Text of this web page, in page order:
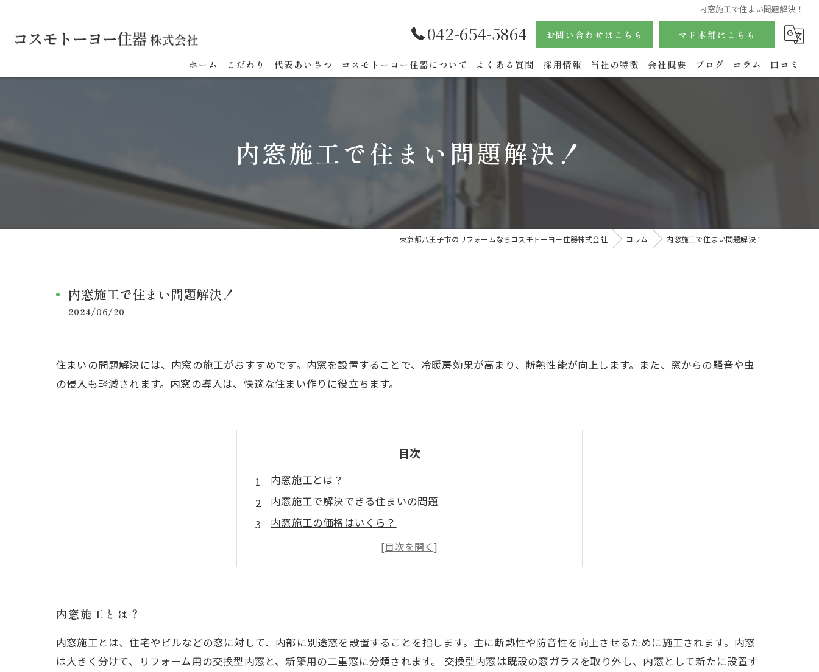
内窓施工で住まい問題解決！
042-654-5864 お問い合わせはこちら マド本舗はこちら
ホーム こだわり 代表あいさつ コスモトーヨー住器について よくある質問 採用情報 当社の特徴 会社概要 ブログ コラム 口コミ
内窓施工で住まい問題解決！
東京都八王子市のリフォームならコスモトーヨー住器株式会社 コラム 内窓施工で住まい問題解決！
内窓施工で住まい問題解決！
2024/06/20
住まいの問題解決には、内窓の施工がおすすめです。内窓を設置することで、冷暖房効果が高まり、断熱性能が向上します。また、窓からの騒音や虫
の侵入も軽減されます。内窓の導入は、快適な住まい作りに役立ちます。
目次
内窓施工とは？
内窓施工で解決できる住まいの問題
内窓施工の価格はいくら？
内窓施工で注目されている最新技術
内窓施工を検討する際に知っておきたいメリットとデメリット
内窓施工とは？
内窓施工とは、住宅やビルなどの窓に対して、内部に別途窓を設置することを指します。主に断熱性や防音性を向上させるために施工されます。内窓
は大きく分けて、リフォーム用の交換型内窓と、新築用の二重窓に分類されます。 交換型内窓は既設の窓ガラスを取り外し、内窓として新たに設置す